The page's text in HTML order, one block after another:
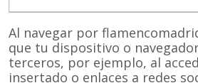
Al navegar por
que tu dispositivo o
terceros, por ejemplo, al
insertado o enlaces a redes